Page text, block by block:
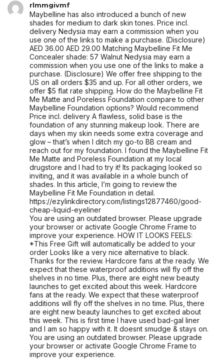
rlmmgivmf
Maybelline has also introduced a bunch of new
shades for medium to dark skin tones. Price incl.
delivery Nedysia may earn a commission when you
use one of the links to make a purchase. (Disclosure)
AED 36.00 AED 29.00 Matching Maybelline Fit Me
Concealer shade: 57 Walnut Nedysia may earn a
commission when you use one of the links to make a
purchase. (Disclosure) We offer free shipping to the
US on all orders $35 and up. For all other orders, we
offer $5 flat rate shipping. How do the Maybelline Fit
Me Matte and Poreless Foundation compare to other
Maybelline Foundation options? Would recommend
Price incl. delivery A flawless, solid base is the
foundation of any stunning makeup look. There are
days when my skin needs some extra coverage and
glow – that’s when I ditch my go-to BB cream and
reach out for my foundation. I found the Maybelline Fit
Me Matte and Poreless Foundation at my local
drugstore and I had to try it! Its packaging looked so
inviting, and it was available in a whole bunch of
shades. In this article, I’m going to review the
Maybelline Fit Me Foundation in detail.
https://ezylinkdirectory.com/listings12877460/good-
cheap-liquid-eyeliner
You are using an outdated browser. Please upgrade
your browser or activate Google Chrome Frame to
improve your experience. HOW IT LOOKS FEELS:
*This Free Gift will automatically be added to your
order Looks like a very nice alternative to black.
Thanks for the review. Hardcore fans at the ready. We
expect that these waterproof additions will fly off the
shelves in no time. Plus, there are eight new beauty
launches to get excited about this week. Hardcore
fans at the ready. We expect that these waterproof
additions will fly off the shelves in no time. Plus, there
are eight new beauty launches to get excited about
this week. This is first time I have used bad-gal liner
and I am so happy with it. It doesnt smudge & stays on.
You are using an outdated browser. Please upgrade
your browser or activate Google Chrome Frame to
improve your experience.